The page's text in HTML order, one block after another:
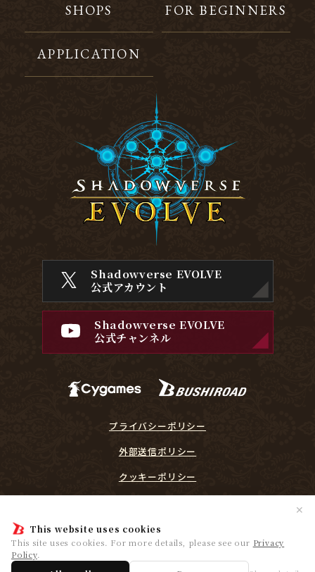
This website uses cookies
This site uses cookies. For more details, please see our Privacy
Policy.
✕
SHOPS FOR BEGINNERS
APPLICATION
Shadowverse EVOLVE
公式アカウント
Shadowverse EVOLVE
公式チャンネル
プライバシーポリシー
外部送信ポリシー
クッキーポリシー
プレイヤーリスペクト宣言
© Cygames, Inc. ©Bushiroad